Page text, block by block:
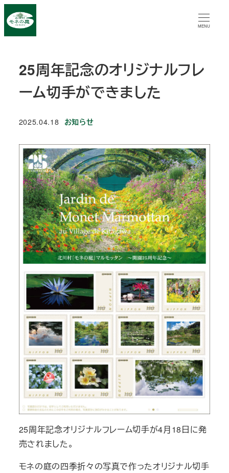
イ
ン
MENU
25周年記念のオリジナルフレ
ーム切手ができました
投稿日
2025.04.18 カテゴリー
お知らせ
25周年記念オリジナルフレーム切手が4月18日に発
売されました。
モネの庭の四季折々の写真で作ったオリジナル切手